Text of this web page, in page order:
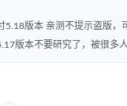
5.18版本 亲测不提示盗版，
版本不要研究了，被很多